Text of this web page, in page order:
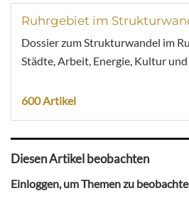
Ruhrgebiet im
Dossier zum Strukturwandel im
Städte, Arbeit, Energie, Kultur
600 Artikel
Diesen Artikel beobachten
Einloggen, um Themen zu